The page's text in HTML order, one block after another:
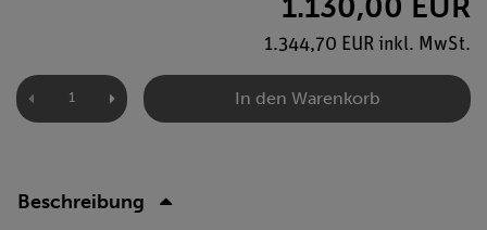
1.344,70 EUR inkl. MwSt.
In den Warenkorb
Beschreibung